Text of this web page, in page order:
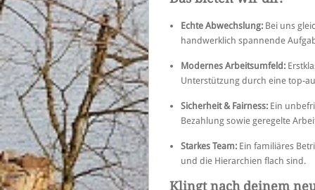
Echte Abwechslung:Bei uns
handwerklich spannende
Modernes Arbeitsumfeld:
Unterstützung durch eine top-
Sicherheit & Fairness:Ein
Bezahlung sowie geregelte
Starkes Team:Ein familiäres
und die Hierarchien flach sind.
Klingt nach deinem